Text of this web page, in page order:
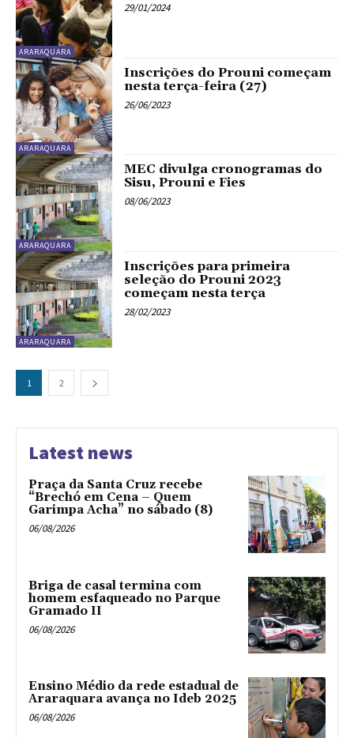
ARARAQUARA
29/01/2024
ARARAQUARA
Inscrições do Prouni começam
nesta terça-feira (27)
26/06/2023
ARARAQUARA
MEC divulga cronogramas do
Sisu, Prouni e Fies
08/06/2023
ARARAQUARA
Inscrições para primeira
seleção do Prouni 2023
começam nesta terça
28/02/2023
1 2
Latest news
Praça da Santa Cruz recebe
“Brechó em Cena – Quem
Garimpa Acha” no sábado (8)
06/08/2026
Briga de casal termina com
homem esfaqueado no Parque
Gramado II
06/08/2026
Ensino Médio da rede estadual de
Araraquara avança no Ideb 2025
06/08/2026